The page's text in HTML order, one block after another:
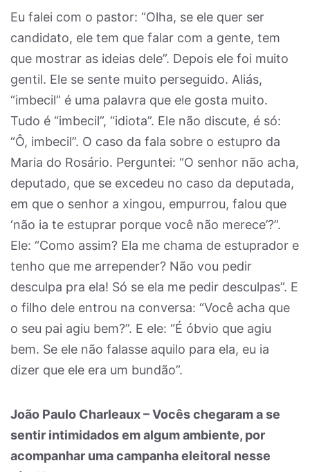
Eu falei com o pastor: “Olha, se ele quer ser
candidato, ele tem que falar com a gente, tem
que mostrar as ideias dele”. Depois ele foi muito
gentil. Ele se sente muito perseguido. Aliás,
“imbecil” é uma palavra que ele gosta muito.
Tudo é “imbecil”, “idiota”. Ele não discute, é só:
“Ô, imbecil”. O caso da fala sobre o estupro da
Maria do Rosário. Perguntei: “O senhor não acha,
deputado, que se excedeu no caso da deputada,
em que o senhor a xingou, empurrou, falou que
‘não ia te estuprar porque você não merece’?”.
Ele: “Como assim? Ela me chama de estuprador e
tenho que me arrepender? Não vou pedir
desculpa pra ela! Só se ela me pedir desculpas”. E
o filho dele entrou na conversa: “Você acha que
o seu pai agiu bem?”. E ele: “É óbvio que agiu
bem. Se ele não falasse aquilo para ela, eu ia
dizer que ele era um bundão”.
João Paulo Charleaux – Vocês chegaram a se
sentir intimidados em algum ambiente, por
acompanhar uma campanha eleitoral nesse